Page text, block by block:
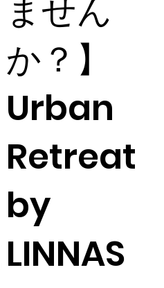
ません
か？】
Urban
Retreat
by
LINNAS